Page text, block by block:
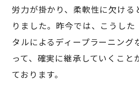
労力が掛かり、柔軟性に欠ける
りました。昨今では、こうし
タルによるディープラーニング
って、確実に継承していくこと
ております。